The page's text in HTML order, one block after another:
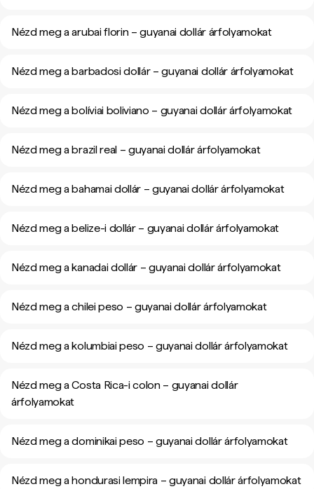
Nézd meg a arubai florin – guyanai dollár árfolyamokat
Nézd meg a barbadosi dollár – guyanai dollár árfolyamokat
Nézd meg a bolíviai boliviano – guyanai dollár árfolyamokat
Nézd meg a brazil real – guyanai dollár árfolyamokat
Nézd meg a bahamai dollár – guyanai dollár árfolyamokat
Nézd meg a belize-i dollár – guyanai dollár árfolyamokat
Nézd meg a kanadai dollár – guyanai dollár árfolyamokat
Nézd meg a chilei peso – guyanai dollár árfolyamokat
Nézd meg a kolumbiai peso – guyanai dollár árfolyamokat
Nézd meg a Costa Rica-i colon – guyanai dollár
árfolyamokat
Nézd meg a dominikai peso – guyanai dollár árfolyamokat
Nézd meg a hondurasi lempira – guyanai dollár árfolyamokat